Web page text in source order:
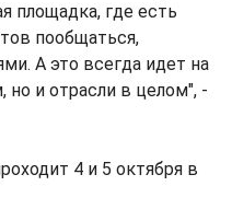
площадка, где есть
пообщаться,
А это всегда идет на
но и отрасли в целом", -
4 и 5 октября в